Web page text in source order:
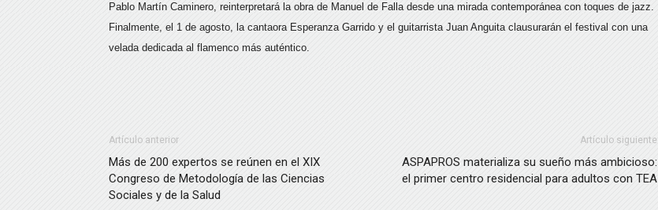
Pablo Martín Caminero, reinterpretará la obra de Manuel de Falla desde una mirada contemporánea con toques de jazz.
Finalmente, el 1 de agosto, la cantaora Esperanza Garrido y el guitarrista Juan Anguita clausurarán el festival con una
velada dedicada al flamenco más auténtico.
Artículo anterior
Más de 200 expertos se reúnen en el XIX
Congreso de Metodología de las Ciencias
Sociales y de la Salud
Artículo siguiente
ASPAPROS materializa su sueño más ambicioso:
el primer centro residencial para adultos con TEA